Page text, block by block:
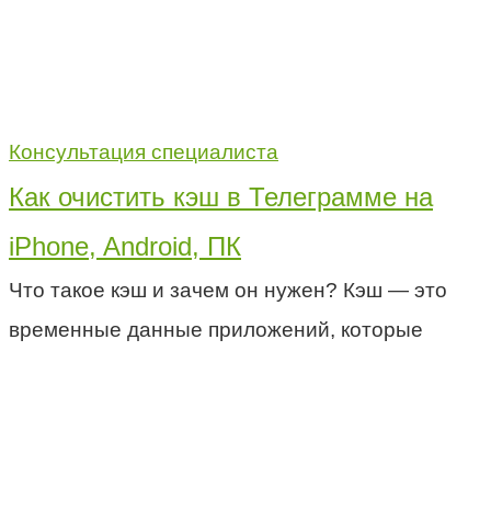
Консультация специалиста
Как очистить кэш в Телеграмме на
iPhone, Android, ПК
Что такое кэш и зачем он нужен? Кэш — это
временные данные приложений, которые